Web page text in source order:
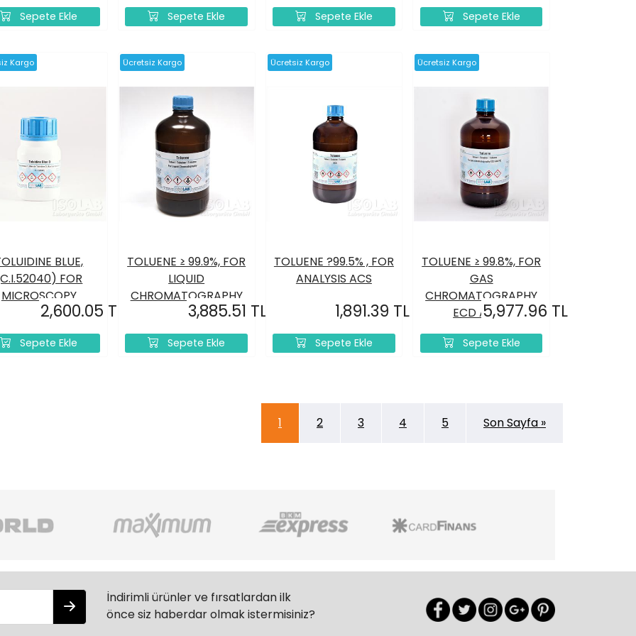
Sepete Ekle Sepete Ekle Sepete Ekle Sepete Ekle
Kargo
Sepete Ekle
BLUE,
FOR
MICROSCOPY
2,600.05 TL
Ücretsiz Kargo
Sepete Ekle
TOLUENE ≥ 99.9%, FOR
LIQUID
CHROMATOGRAPHY
3,885.51 TL
Ücretsiz Kargo
Sepete Ekle
TOLUENE ?99.5% , FOR
ANALYSIS ACS
1,891.39 TL
Ücretsiz Kargo
Sepete Ekle
TOLUENE ≥ 99.8%, FOR
GAS
CHROMATOGRAPHY
ECD AND...5,977.96 TL
1 2 3 4 5 Son Sayfa »
İndirimli ürünler ve fırsatlardan ilk
önce siz haberdar olmak istermisiniz?